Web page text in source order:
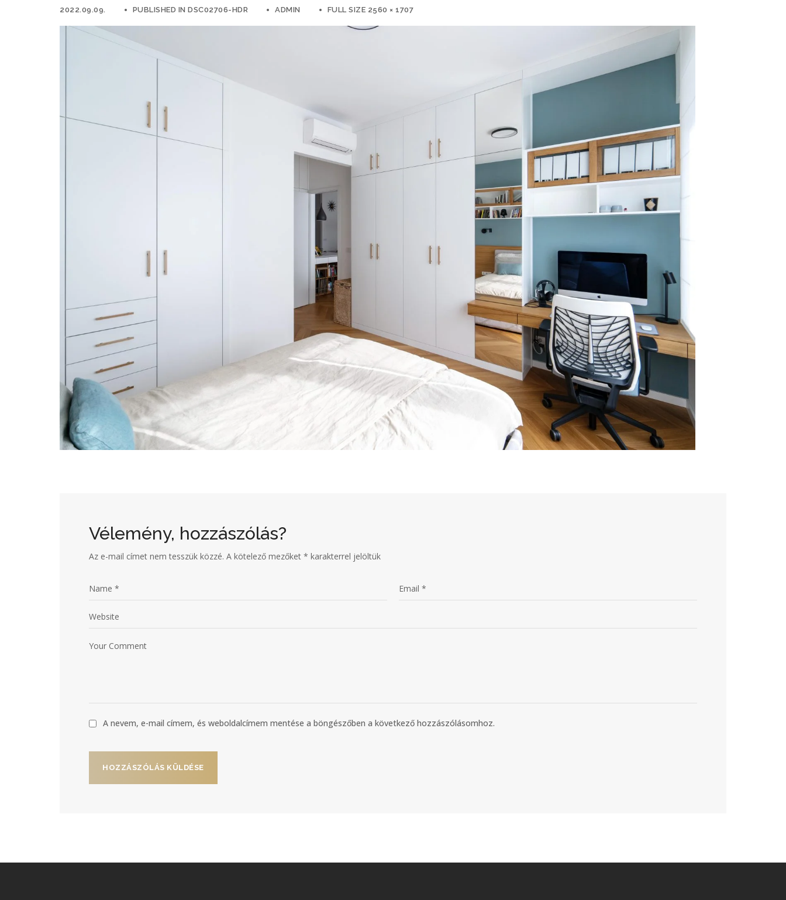
2022.09.09. PUBLISHED IN DSC02706-HDR ADMIN FULL SIZE 2560 × 1707
Vélemény, hozzászólás?
Az e-mail címet nem tesszük közzé. A kötelező mezőket * karakterrel jelöltük
A nevem, e-mail címem, és weboldalcímem mentése a böngészőben a következő hozzászólásomhoz.